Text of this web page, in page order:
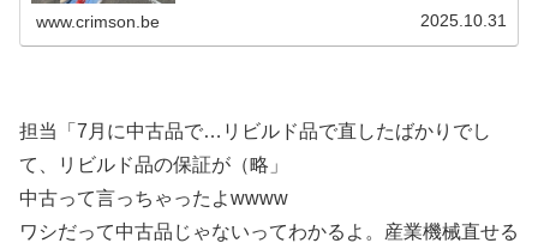
www.crimson.be 2025.10.31
担当「7月に中古品で…リビルド品で直したばかりでし
て、リビルド品の保証が（略」
中古って言っちゃったよwwww
ワシだって中古品じゃないってわかるよ。産業機械直せる